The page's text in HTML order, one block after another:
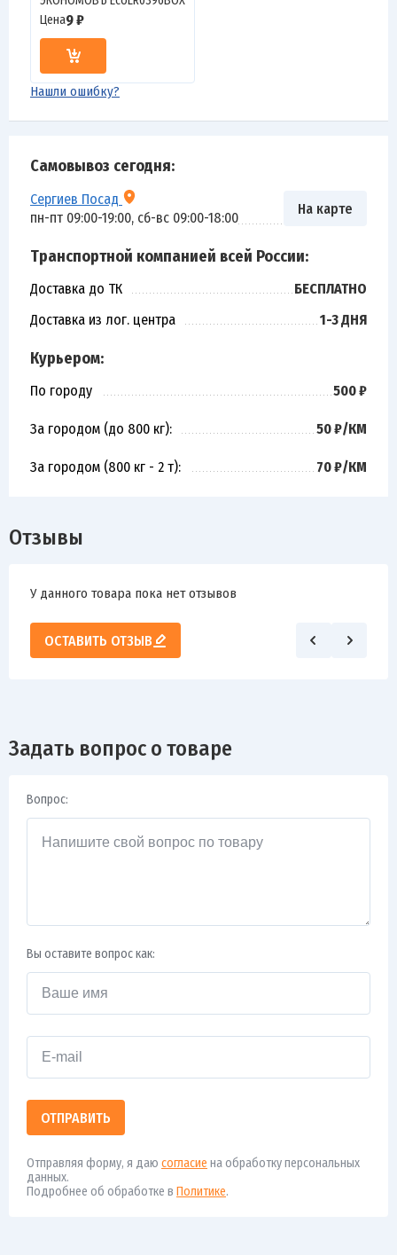
Самовывоз сегодня:
Сергиев Посад
пн-пт 09:00-19:00, сб-вс 09:00-18:00
На карте
Транспортной компанией всей России:
Доставка до ТК
БЕСПЛАТНО
Доставка из лог. центра
1-3 ДНЯ
Курьером:
По городу 500 ₽
За городом (до 800 кг): 50 ₽/КМ
За городом (800 кг - 2 т): 70 ₽/КМ
Цена9 ₽
Нашли ошибку?
Отзывы
У данного товара пока нет отзывов
ОСТАВИТЬ ОТЗЫВ
Задать вопрос о товаре
Вопрос:
Вы оставите вопрос как:
ОТПРАВИТЬ
Отправляя форму, я даю согласие на обработку персональных
данных.
Подробнее об обработке в Политике.